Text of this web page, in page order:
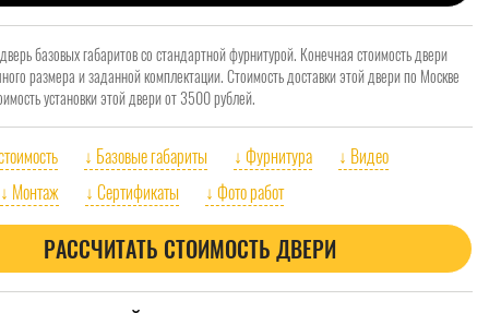
базовых габаритов со стандартной фурнитурой. Конечная стоимость двери
размера и заданной комплектации. Стоимость доставки этой двери по Москве
установки этой двери от 3500 рублей.
↓ Базовые габариты ↓ Фурнитура
↓ Видео
↓ Монтаж ↓ Сертификаты ↓ Фото работ
РАССЧИТАТЬ СТОИМОСТЬ ДВЕРИ